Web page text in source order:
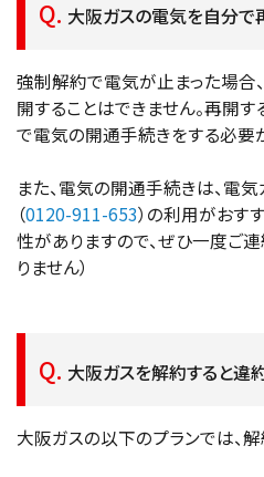
大阪ガスの電気を自分で
強制解約で電気が止まった場合
開することはできません。再開
で電気の開通手続きをする必要
また、電気の開通手続きは、電
（0120-911-653）の利用がおす
性がありますので、ぜひ一度ご連
りません）
大阪ガスを解約すると違
大阪ガスの以下のプランでは、